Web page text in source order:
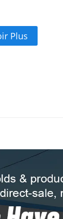
Plus